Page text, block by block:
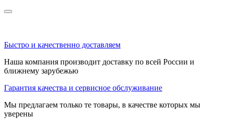
Быстро и качественно доставляем
Наша компания производит доставку по всей России и
ближнему зарубежью
Гарантия качества и сервисное обслуживание
Мы предлагаем только те товары, в качестве которых мы
уверены